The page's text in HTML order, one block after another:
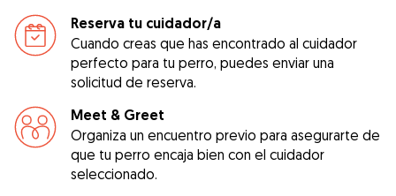
Reserva tu cuidador/a
Cuando creas que has encontrado al cuidador
perfecto para tu perro, puedes enviar una
solicitud de reserva.
Meet & Greet
Organiza un encuentro previo para asegurarte de
que tu perro encaja bien con el cuidador
seleccionado.